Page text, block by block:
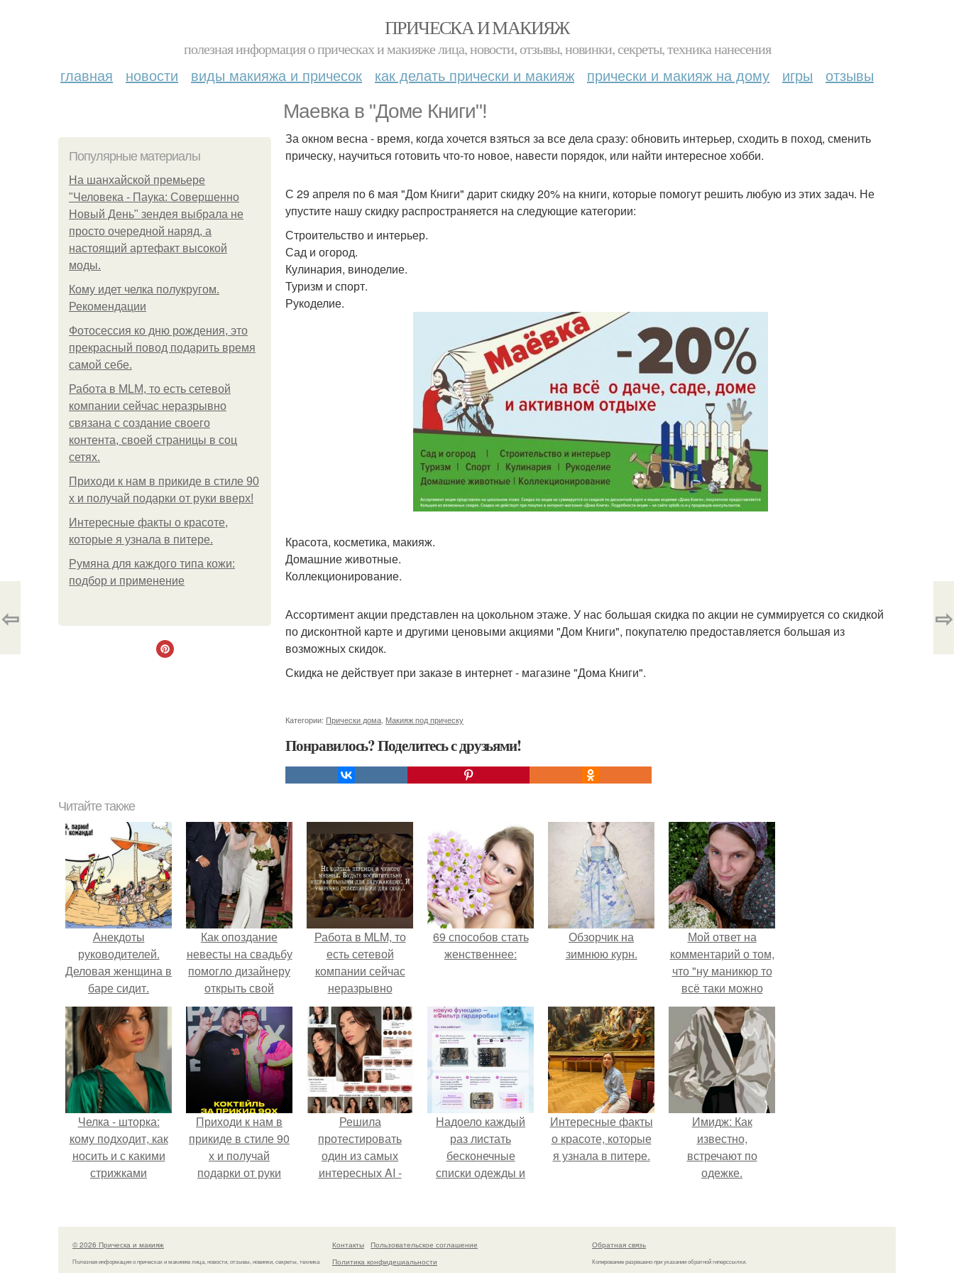
ПРИЧЕСКА И МАКИЯЖ
полезная информация о прическах и макияже лица, новости, отзывы, новинки, секреты, техника нанесения
главная новости виды макияжа и причесок как делать прически и макияж прически и макияж на дому игры отзывы
Маевка в "Доме Книги"!
Популярные материалы
На шанхайской премьере
"Человека - Паука: Совершенно
Новый День" зендея выбрала не
просто очередной наряд, а
настоящий артефакт высокой
моды.
Кому идет челка полукругом.
Рекомендации
Фотосессия ко дню рождения, это
прекрасный повод подарить время
самой себе.
Работа в MLM, то есть сетевой
компании сейчас неразрывно
связана с создание своего
контента, своей страницы в соц
сетях.
Приходи к нам в прикиде в стиле 90
х и получай подарки от руки вверх!
Интересные факты о красоте,
которые я узнала в питере.
Румяна для каждого типа кожи:
подбор и применение
За окном весна - время, когда хочется взяться за все дела сразу: обновить интерьер, сходить в поход, сменить
прическу, научиться готовить что-то новое, навести порядок, или найти интересное хобби.
С 29 апреля по 6 мая "Дом Книги" дарит скидку 20% на книги, которые помогут решить любую из этих задач. Не
упустите нашу скидку распространяется на следующие категории:
Строительство и интерьер.
Сад и огород.
Кулинария, виноделие.
Туризм и спорт.
Рукоделие.
Красота, косметика, макияж.
Домашние животные.
Коллекционирование.
Ассортимент акции представлен на цокольном этаже. У нас большая скидка по акции не суммируется со скидкой
по дисконтной карте и другими ценовыми акциями "Дом Книги", покупателю предоставляется большая из
возможных скидок.
Скидка не действует при заказе в интернет - магазине "Дома Книги".
Категории: Прически дома Макияж под прическу
Понравилось? Поделитесь с друзьями!
⇦ ⇨
Читайте также
Анекдоты
руководителей.
Деловая женщина в
баре сидит.
Как опоздание
невесты на свадьбу
помогло дизайнеру
открыть свой
бренд.
Работа в MLM, то
есть сетевой
компании сейчас
неразрывно
связана с создание
своего контента,
своей страницы в
соц сетях.
69 способов стать
женственнее:
Обзорчик на
зимнюю курн.
Мой ответ на
комментарий о том,
что "ну маникюр то
всё таки можно
было бы сделать.
Челка - шторка:
кому подходит, как
носить и с какими
стрижками
Приходи к нам в
прикиде в стиле 90
х и получай
подарки от руки
Решила
протестировать
один из самых
интересных AI -
Надоело каждый
раз листать
бесконечные
списки одежды и
кусочкам?
Интересные факты
о красоте, которые
я узнала в питере.
Имидж: Как
известно,
встречают по
одежке.
© 2026 Прическа и макияж
Полезная информация о прическах и макияже лица, новости, отзывы, новинки, секреты, техника
Контакты
Пользовательское соглашение
Политика конфидециальности
Обратная связь
Копирование разрешено при указании обратной гиперссылки.